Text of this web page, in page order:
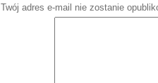
Twój adres e-mail nie zostanie